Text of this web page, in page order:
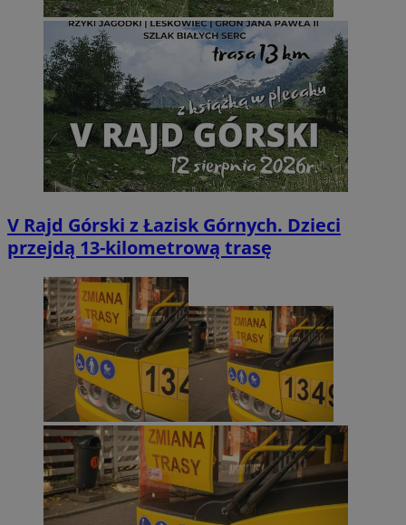
V Rajd Górski z Łazisk Górnych. Dzieci
przejdą 13-kilometrową trasę